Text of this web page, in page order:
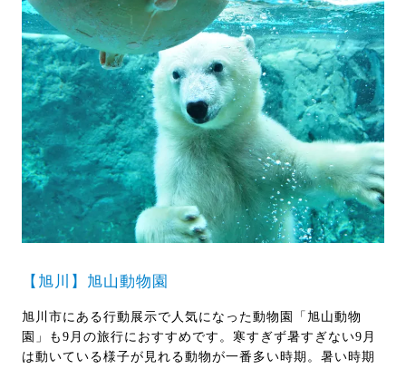
【旭川】旭山動物園
旭川市にある行動展示で人気になった動物園「旭山動物
園」も9月の旅行におすすめです。寒すぎず暑すぎない9月
は動いている様子が見れる動物が一番多い時期。暑い時期